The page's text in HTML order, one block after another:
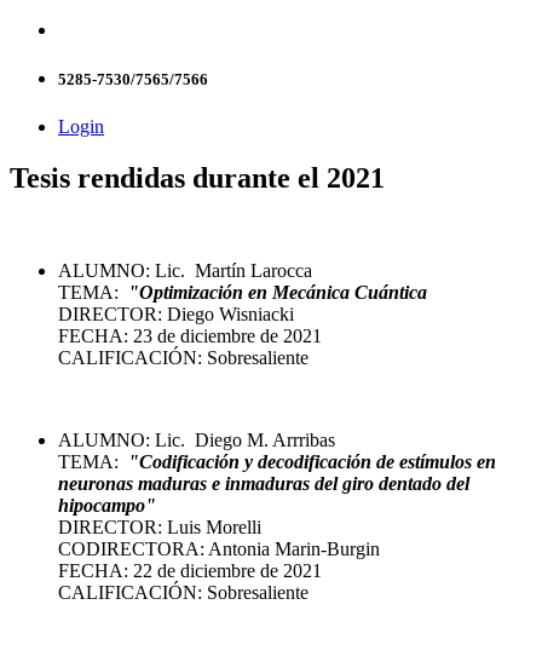
5285-7530/7565/7566
Login
Tesis rendidas durante el 2021
ALUMNO: Lic. Martín Larocca
TEMA:
"Optimización en Mecánica Cuántica
DIRECTOR: Diego Wisniacki
FECHA: 23 de diciembre de 2021
CALIFICACIÓN: Sobresaliente
ALUMNO: Lic. Diego M. Arrribas
TEMA:
"Codificación y decodificación de estímulos en
neuronas maduras e inmaduras del giro dentado del
hipocampo"
DIRECTOR: Luis Morelli
CODIRECTORA: Antonia Marin-Burgin
FECHA: 22 de diciembre de 2021
CALIFICACIÓN: Sobresaliente